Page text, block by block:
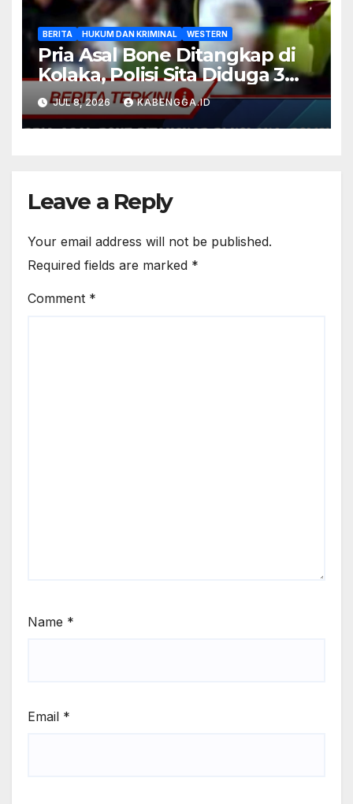
BERITA HUKUM DAN KRIMINAL WESTERN
Pria Asal Bone Ditangkap di
Kolaka, Polisi Sita Diduga 3
Kilogram Sabu dari Mobil
yang Ditinggal di Tengah
Jalan
JUL 8, 2026 KABENGGA.ID
Leave a Reply
Your email address will not be published.
Required fields are marked *
Comment *
Name *
Email *